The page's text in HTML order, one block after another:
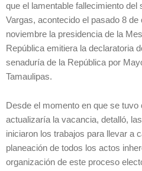
que el lamentable fallecimiento del
Vargas, acontecido el pasado 8
noviembre la presidencia de la
República emitiera la declaratoria
senaduría de la República por
Tamaulipas.
Desde el momento en que se
actualizaría la vacancia, detalló,
iniciaron los trabajos para llevar a
planeación de todos los actos
organización de este proceso